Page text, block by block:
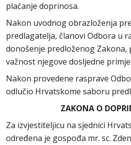
plaćanje doprinosa.
Nakon uvodnog obrazloženja
predlagatelja, članovi Odbora u
donošenje predloženog Zakona,
važnost njegove dosljedne
Nakon provedene rasprave
odlučio Hrvatskome saboru
ZAKONA O
Za izvjestiteljicu na sjednici
određena je gospođa mr. sc.